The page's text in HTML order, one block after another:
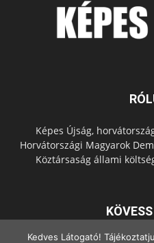
Képes Újság,
Horvátországi Magyarok
Köztársaság állami
Kedves Látogató!